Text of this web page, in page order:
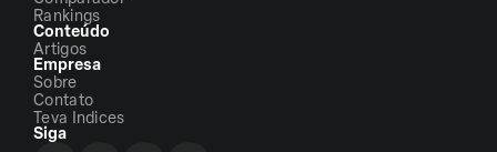
Rankings
Conteúdo
Artigos
Empresa
Sobre
Contato
Teva Indices
Siga